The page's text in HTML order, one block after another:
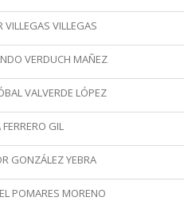
VILLEGAS VILLEGAS
VERDUCH MAÑEZ
VALVERDE LÓPEZ
FERRERO GIL
GONZÁLEZ YEBRA
POMARES MORENO